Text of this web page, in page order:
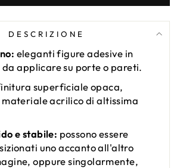
DESCRIZIONE
eleganti figure adesive in
applicare su porte o pareti.
superficiale opaca,
materiale acrilico di altissima
e stabile: possono essere
uno accanto all'altro
oppure singolarmente,